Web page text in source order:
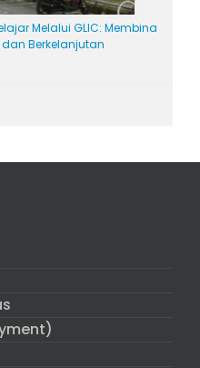
Melalui GLIC: Membina
Berkelanjutan